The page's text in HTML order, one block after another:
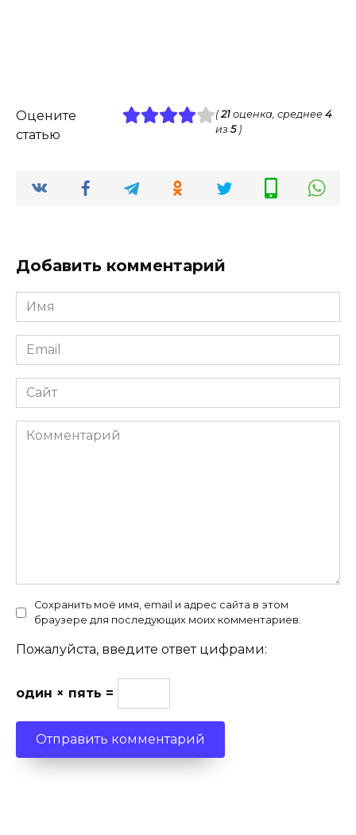
Оцените
статью
(21оценка, среднее 4
из 5)
Добавить комментарий
Имя
*
Email
*
Сайт
Комментарий
Сохранить моё имя, email и адрес сайта в этом
браузере для последующих моих комментариев.
Пожалуйста, введите ответ цифрами:
один × пять =